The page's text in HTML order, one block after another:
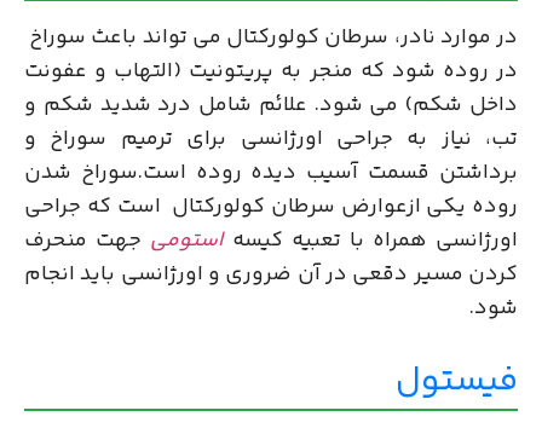
در موارد نادر، سرطان کولورکتال می تواند باعث سوراخ
در روده شود که منجر به پریتونیت (التهاب و عفونت
داخل شکم) می شود. علائم شامل درد شدید شکم و
تب، نیاز به جراحی اورژانسی برای ترمیم سوراخ و
برداشتن قسمت آسیب دیده روده است.سوراخ شدن
روده یکی ازعوارض سرطان کولورکتال است که جراحی
اورژانسی همراه با تعبیه کیسهاستومی جهت منحرف
کردن مسیر دقعی در آن ضروری و اورژانسی باید انجام
شود.
فیستول